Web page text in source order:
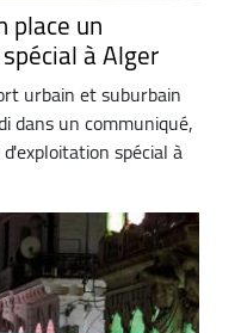
place un
à Alger
urbain et suburbain
dans un communiqué,
spécial à